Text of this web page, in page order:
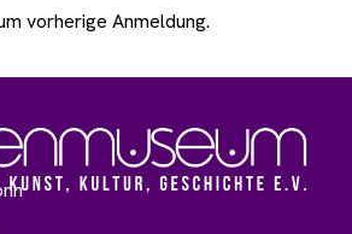
vorherige Anmeldung.